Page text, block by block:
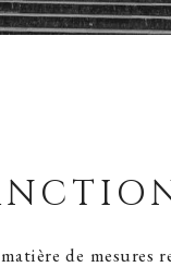
de mesures